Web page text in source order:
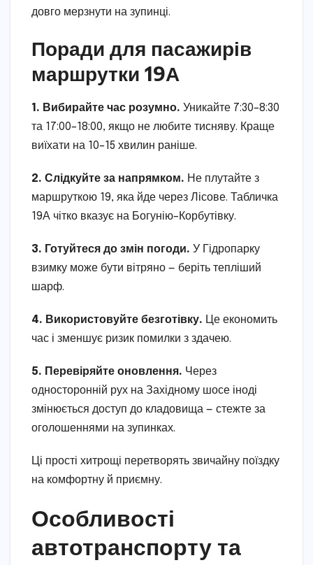
довго мерзнути на зупинці.
Поради для пасажирів
маршрутки 19А
1. Вибирайте час розумно. Уникайте 7:30–8:30
та 17:00–18:00, якщо не любите тисняву. Краще
виїхати на 10–15 хвилин раніше.
2. Слідкуйте за напрямком. Не плутайте з
маршруткою 19, яка йде через Лісове. Табличка
19А чітко вказує на Богунію–Корбутівку.
3. Готуйтеся до змін погоди. У Гідропарку
взимку може бути вітряно — беріть тепліший
шарф.
4. Використовуйте безготівку. Це економить
час і зменшує ризик помилки з здачею.
5. Перевіряйте оновлення. Через
односторонній рух на Західному шосе іноді
змінюється доступ до кладовища — стежте за
оголошеннями на зупинках.
Ці прості хитрощі перетворять звичайну поїздку
на комфортну й приємну.
Особливості
автотранспорту та